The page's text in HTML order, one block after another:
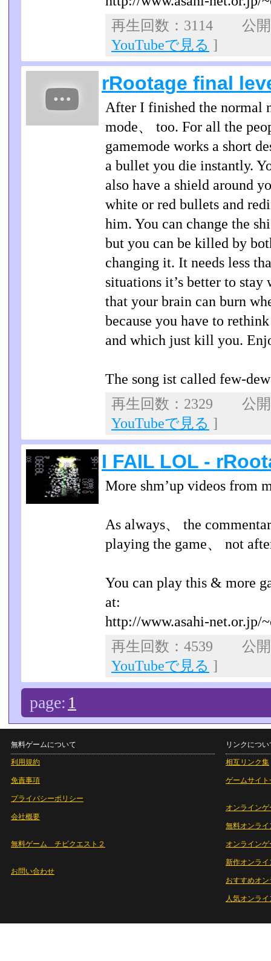
再生回数：3114 公
YouTubeで見る ]
rRootage final
After I finished the normal
mode、 too. For all the
gamemode works a short
a bullet you die instantly.
also have a shield around
white or red bullets and
him. You can change the
but you can be killed by
changing it. It needs less
situations it’s better to
that your brain can burn
because you have to
and which just kill you.
The song ist called few-
再生回数：2329 公
YouTubeで見る ]
I FAIL LOL -
More shm’up videos from
As always、 the
playing the game、 not
You can play this & more
at:
http://www.asahi-net.or.jp/
再生回数：4539 公
YouTubeで見る ]
page: 1
無料ゲームについて
利用規約
免責事項
プライバシーポリシー
会社概要
無料ゲーム チビクエスト２
お問い合わせ
リンクについ
相互リンク集
ゲームサイト
オンラインゲ
無料オンライ
オンライン
新作オンライ
おすすめオ
人気オンラ